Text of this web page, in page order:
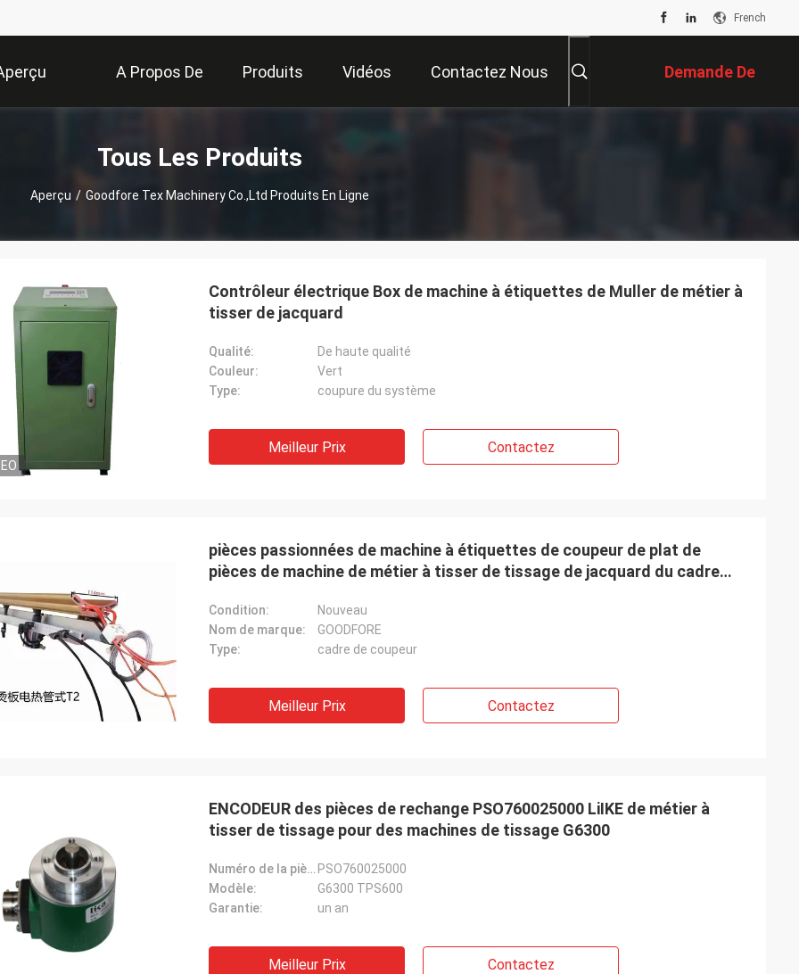
French
A Propos De Produits Vidéos Contactez Nous Demande De
Soumission
Tous Les Produits
Aperçu / Goodfore Tex Machinery Co.,Ltd Produits En Ligne
Contrôleur électrique Box de machine à étiquettes de Muller de métier à
tisser de jacquard
Qualité:
De haute qualité
Couleur:
Vert
Type:
coupure du système
Meilleur Prix Contactez
pièces passionnées de machine à étiquettes de coupeur de plat de
pièces de machine de métier à tisser de tissage de jacquard du cadre
Condition:
Nouveau
Nom de marque:
GOODFORE
Type:
cadre de coupeur
Meilleur Prix Contactez
ENCODEUR des pièces de rechange PSO760025000 LiIKE de métier à
tisser de tissage pour des machines de tissage G6300
Numéro de la pièce.: PSO760025000
Modèle:
G6300 TPS600
Garantie:
un an
Meilleur Prix Contactez